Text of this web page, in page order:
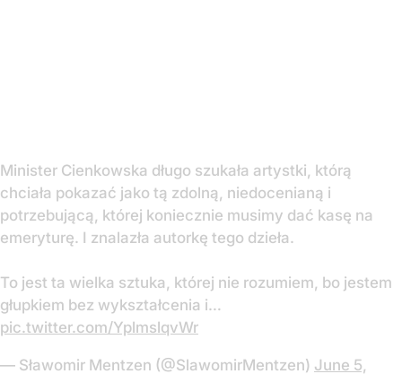
Minister Cienkowska długo szukała artystki, którą
chciała pokazać jako tą zdolną, niedocenianą i
potrzebującą, której koniecznie musimy dać kasę na
emeryturę. I znalazła autorkę tego dzieła.
To jest ta wielka sztuka, której nie rozumiem, bo jestem
głupkiem bez wykształcenia i…
pic.twitter.com/YplmslqvWr
— Sławomir Mentzen (@SlawomirMentzen) June 5,